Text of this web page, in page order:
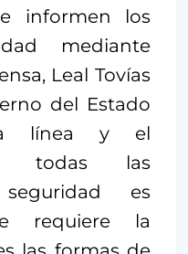
informen los
mediante
Leal Tovías
del Estado
línea y el
todas las
es
requiere la